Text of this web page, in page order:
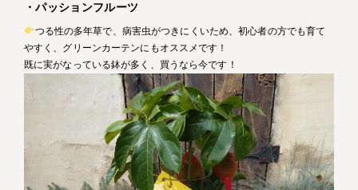
・パッションフルーツ
つる性の多年草で、病害虫がつきにくいため、初心者の方でも育て
やすく、グリーンカーテンにもオススメです！
既に実がなっている鉢が多く、買うなら今です！